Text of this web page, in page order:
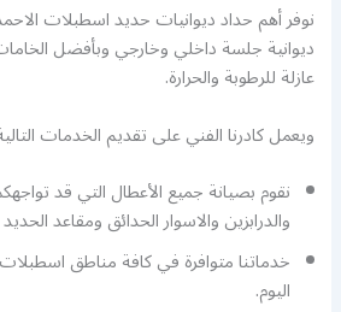
نوفر أهم حداد ديوانيات حديد اسطبلات
ديوانية جلسة داخلي وخارجي وبأفضل
عازلة للرطوبة والحرارة.
ويعمل كادرنا الفني على تقديم الخدمات
نقوم بصيانة جميع الأعطال التي قد
والدرابزين والاسوار الحدائق ومقاعد الحديد
خدماتنا متوافرة في كافة مناطق
اليوم.